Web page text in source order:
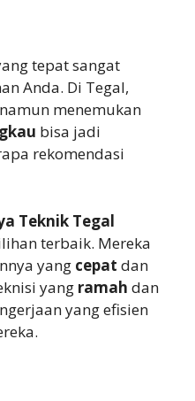
tepat sangat
Anda. Di Tegal,
menemukan
bisa jadi
rekomendasi
Teknik Tegal
terbaik. Mereka
yang cepat dan
yang ramah dan
yang efisien